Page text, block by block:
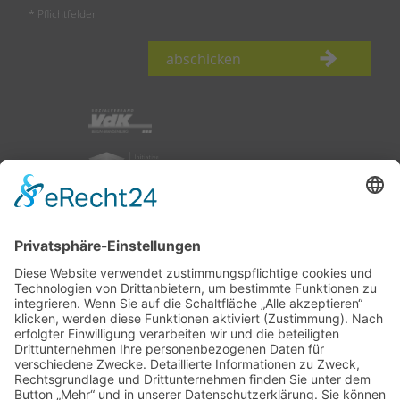
* Pflichtfelder
abschicken